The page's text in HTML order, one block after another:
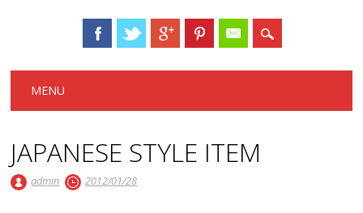
Main menu
MENU
JAPANESE STYLE ITEM
admin 2012/01/28